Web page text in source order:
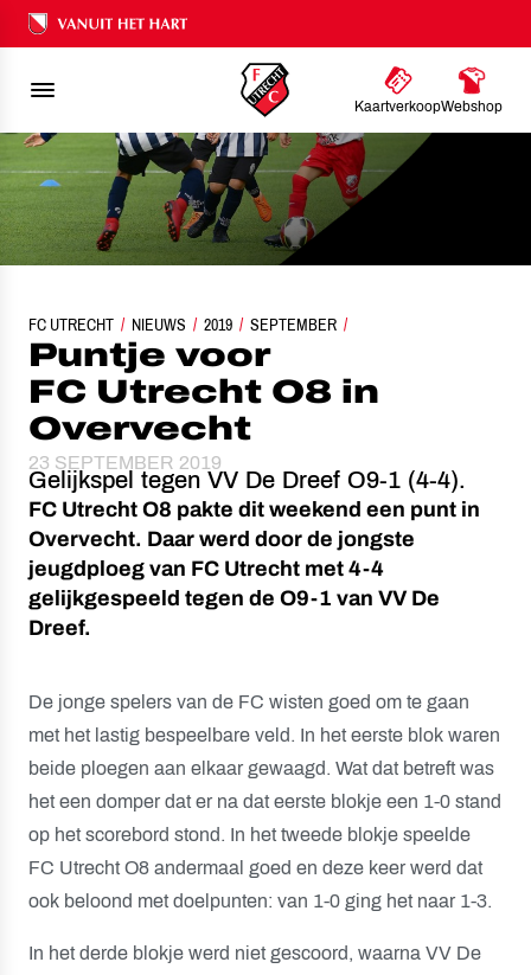
Ons nalatenschap
KaartverkoopWebshop
FC UTRECHT NIEUWS 2019 SEPTEMBER
PUNTJE VOOR FC UTRECHT O8 IN OVERVECHT
Puntje voor
FC Utrecht O8 in
Overvecht
23 SEPTEMBER 2019
Gelijkspel tegen VV De Dreef O9-1 (4-4).
FC Utrecht O8 pakte dit weekend een punt in
Overvecht. Daar werd door de jongste
jeugdploeg van FC Utrecht met 4-4
gelijkgespeeld tegen de O9-1 van VV De
Dreef.
De jonge spelers van de FC wisten goed om te gaan
met het lastig bespeelbare veld. In het eerste blok waren
beide ploegen aan elkaar gewaagd. Wat dat betreft was
het een domper dat er na dat eerste blokje een 1-0 stand
op het scorebord stond. In het tweede blokje speelde
FC Utrecht O8 andermaal goed en deze keer werd dat
ook beloond met doelpunten: van 1-0 ging het naar 1-3.
In het derde blokje werd niet gescoord, waarna VV De